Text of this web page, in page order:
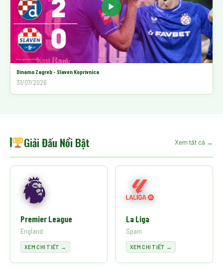
▶
Dinamo Zagreb - Slaven Koprivnica
31/07/2026
Giải Đấu Nổi Bật Xem tất cả →
Premier League
England
XEM CHI TIẾT →
La Liga
Spain
XEM CHI TIẾT →